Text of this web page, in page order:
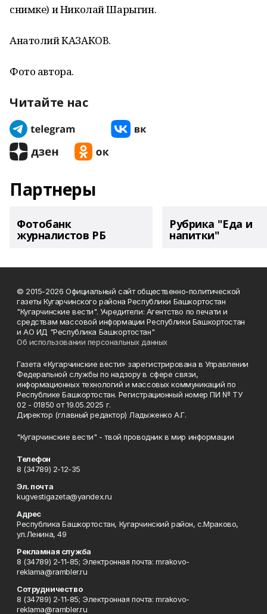
снимке) и Николай Шарыгин.
Анатолий КАЗАКОВ.
Фото автора.
Читайте нас
Партнеры
Фотобанк
журналистов РБ
Рубрика "Еда и
напитки"
© 2015-2026 Официальный сайт общественно-политической
газеты Кугарчинского района Республики Башкортостан
"Кугарчинские вести". Учредители: Агентство по печати и
средствам массовой информации Республики Башкортостан
и АО ИД "Республика Башкортостан"
Об использовании персональных данных
Газета «Кугарчинские вести» зарегистрирована в Управлении
Федеральной службы по надзору в сфере связи,
информационных технологий и массовых коммуникаций по
Республике Башкортостан. Регистрационный номер ПИ № ТУ
02 - 01850 от 19.05.2025 г.
Директор (главный редактор) Ладыженко А.Г.
"Кугарчинские вести" - твой проводник в мир информации
Телефон
8 (34789) 2-12-35
Эл. почта
kugvestigazeta@yandex.ru
Адрес
Республика Башкортостан, Кугарчинский район, с.Мраково,
ул.Ленина, 49
Рекламная служба
8 (34789) 2-11-85; Электронная почта: mrakovo-
reklama@rambler.ru
Сотрудничество
8 (34789) 2-11-85; Электронная почта: mrakovo-
reklama@rambler.ru